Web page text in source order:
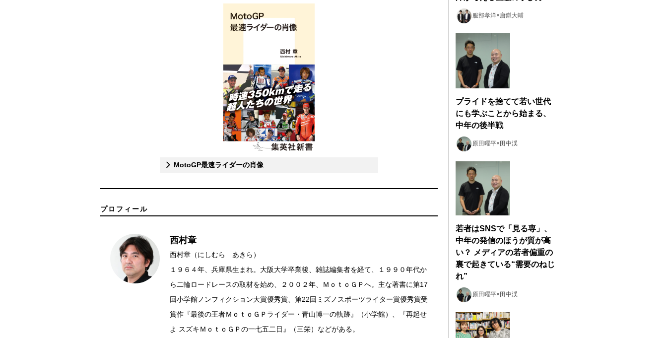
MotoGP最速ライダーの肖像
プロフィール
西村章
西村章（にしむら あきら）
１９６４年、兵庫県生まれ。大阪大学卒業後、雑誌編集者を経て、１９９０年代か
ら二輪ロードレースの取材を始め、２００２年、ＭｏｔｏＧＰへ。主な著書に第17
回小学館ノンフィクション大賞優秀賞、第22回ミズノスポーツライター賞優秀賞受
賞作『最後の王者ＭｏｔｏＧＰライダー・青山博一の軌跡』（小学館）、『再起せ
よ スズキＭｏｔｏＧＰの一七五二日』（三栄）などがある。
服部孝洋×唐鎌大輔
プライドを捨てて若い世代
にも学ぶことから始まる、
中年の後半戦
原田曜平×田中渓
若者はSNSで「見る専」、
中年の発信のほうが質が高
い？ メディアの若者偏重の
裏で起きている“需要のねじ
れ”
原田曜平×田中渓